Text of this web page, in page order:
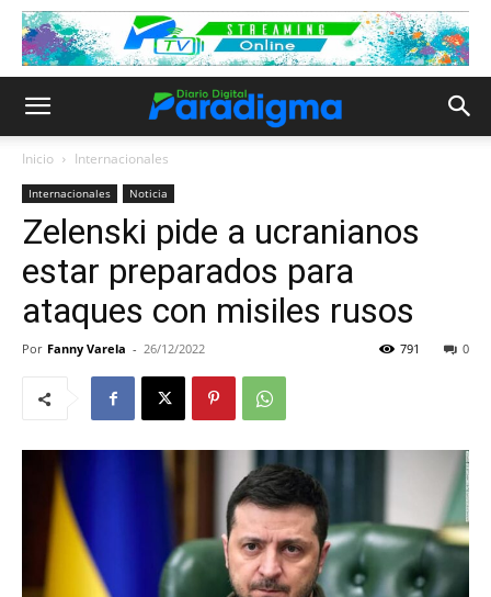
Inicio Internacionales
Internacionales Noticia
Zelenski pide a ucranianos
estar preparados para
ataques con misiles rusos
Por Fanny Varela - 26/12/2022 0
791